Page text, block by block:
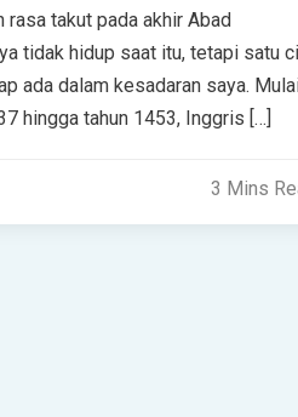
rasa takut pada akhir Abad
tidak hidup saat itu, tetapi satu
ada dalam kesadaran saya.
hingga tahun 1453, Inggris […]
3 Mins